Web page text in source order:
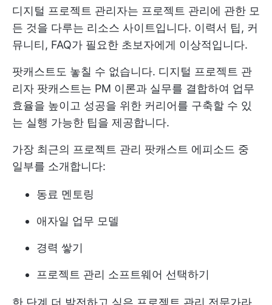
디지털 프로젝트 관리자는 프로젝트 관리에 관한 모
든 것을 다루는 리소스 사이트입니다. 이력서 팁, 커
뮤니티, FAQ가 필요한 초보자에게 이상적입니다.
팟캐스트도 놓칠 수 없습니다. 디지털 프로젝트 관
리자 팟캐스트는 PM 이론과 실무를 결합하여 업무
효율을 높이고 성공을 위한 커리어를 구축할 수 있
는 실행 가능한 팁을 제공합니다.
가장 최근의 프로젝트 관리 팟캐스트 에피소드 중
일부를 소개합니다:
동료 멘토링
애자일 업무 모델
경력 쌓기
프로젝트 관리 소프트웨어 선택하기